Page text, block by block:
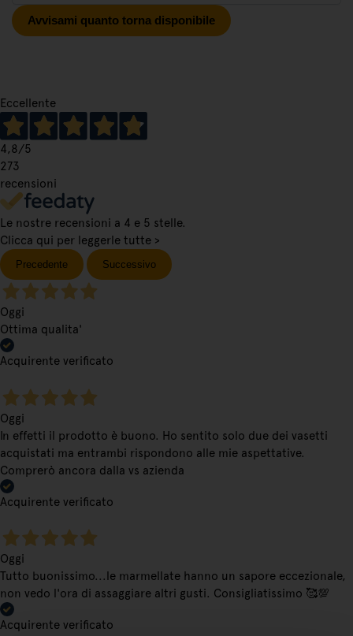
Avvisami quanto torna disponibile
Eccellente
4,8/5
273
recensioni
Le nostre recensioni a 4 e 5 stelle.
Clicca qui per leggerle tutte >
Precedente Successivo
Oggi
Ottima qualita'
Acquirente verificato
Oggi
In effetti il prodotto è buono. Ho sentito solo due dei vasetti
acquistati ma entrambi rispondono alle mie aspettative.
Comprerò ancora dalla vs azienda
Acquirente verificato
Oggi
Tutto buonissimo...le marmellate hanno un sapore eccezionale,
non vedo l'ora di assaggiare altri gusti. Consigliatissimo 🥰💯
Acquirente verificato